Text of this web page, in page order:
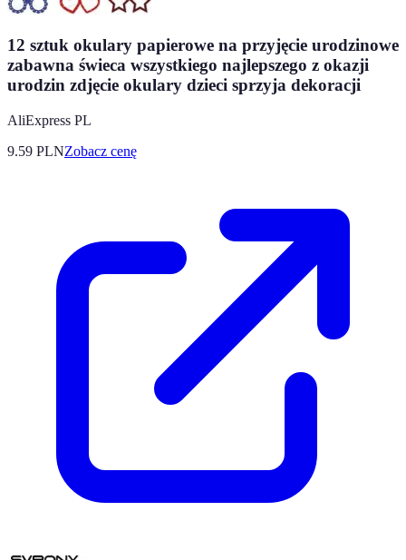
12 sztuk okulary papierowe na przyjęcie urodzinowe
zabawna świeca wszystkiego najlepszego z okazji
urodzin zdjęcie okulary dzieci sprzyja dekoracji
AliExpress PL
9.59 PLNZobacz cenę